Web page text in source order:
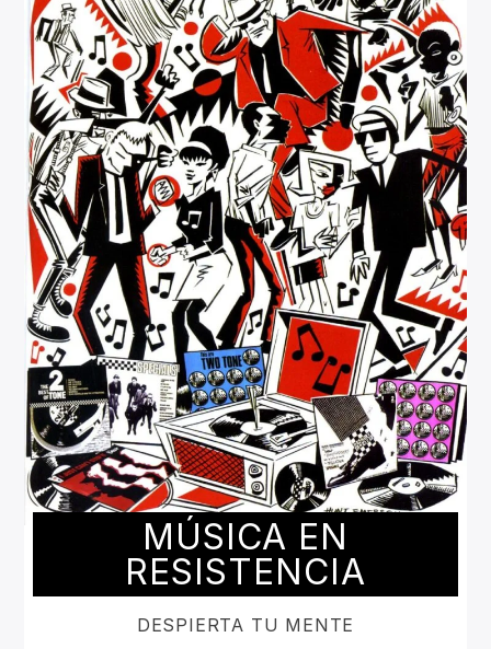
MÚSICA EN
RESISTENCIA
DESPIERTA TU MENTE